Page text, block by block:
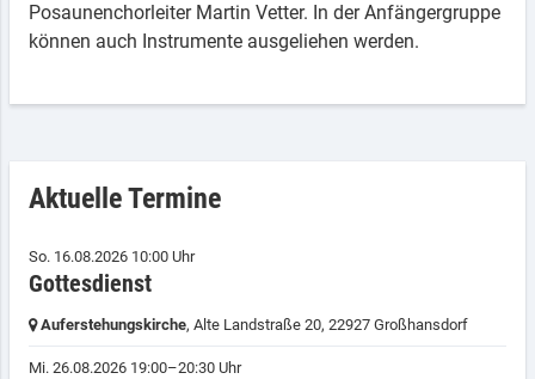
Posaunenchorleiter Martin Vetter. In der Anfängergruppe
können auch Instrumente ausgeliehen werden.
Aktuelle Termine
So. 16.08.2026 10:00 Uhr
Gottesdienst
Auferstehungskirche, Alte Landstraße 20, 22927 Großhansdorf
Mi. 26.08.2026 19:00–20:30 Uhr